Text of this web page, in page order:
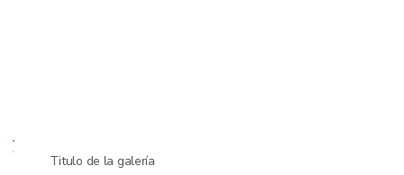
Titulo de la galería